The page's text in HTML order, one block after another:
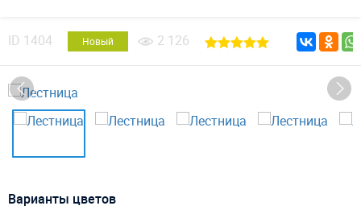
ID 1404 Новый 2 126
Варианты цветов